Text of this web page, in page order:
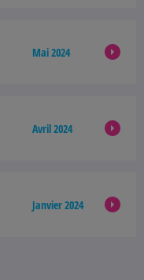
Mai 2024
Avril 2024
Janvier 2024